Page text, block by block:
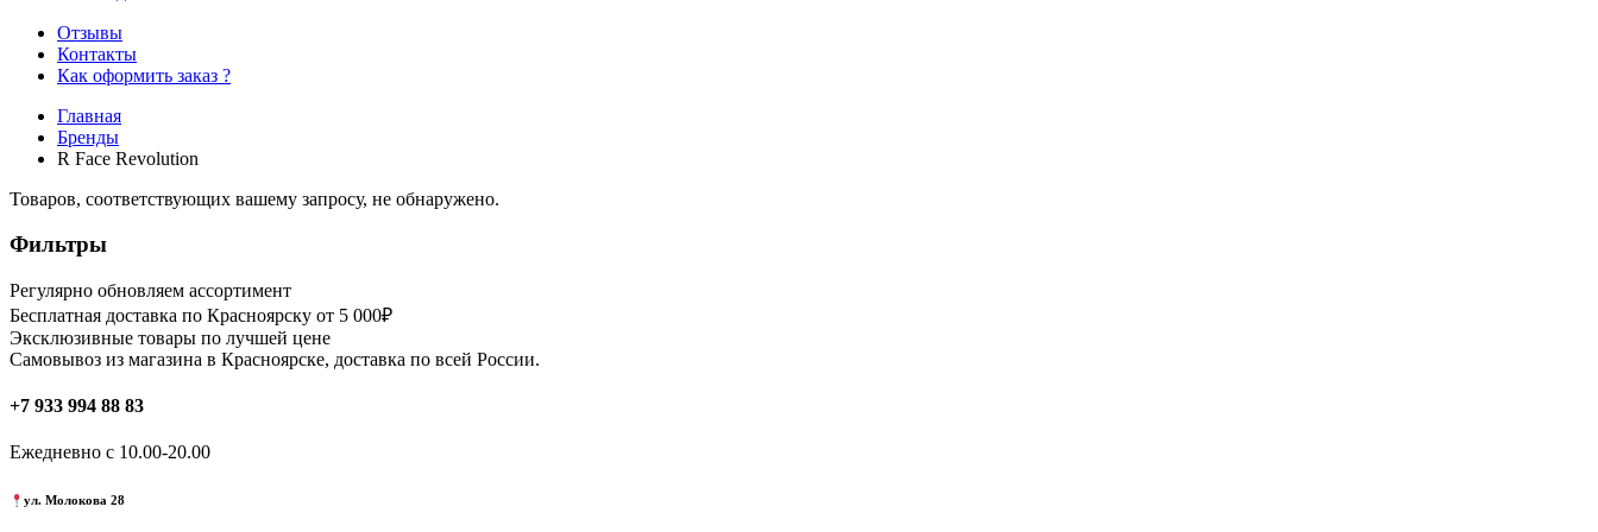
Отзывы
Контакты
Как оформить заказ ?
Главная
Бренды
R Face Revolution
Товаров, соответствующих вашему запросу, не обнаружено.
Фильтры
Регулярно обновляем ассортимент
Бесплатная доставка по Красноярску от 5 000₽
Эксклюзивные товары по лучшей цене
Самовывоз из магазина в Красноярске, доставка по всей России.
+7 933 994 88 83
Ежедневно с 10.00-20.00
ул. Молокова 28